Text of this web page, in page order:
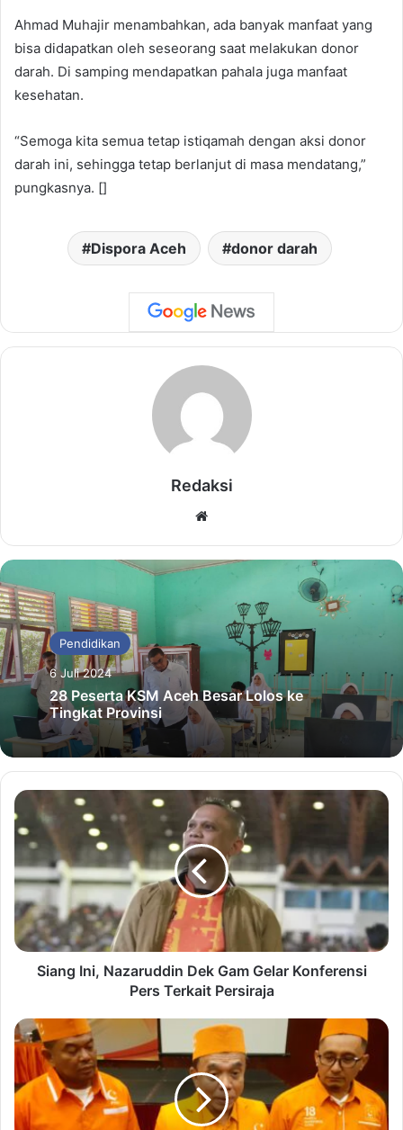
Ahmad Muhajir menambahkan, ada banyak manfaat yang
bisa didapatkan oleh seseorang saat melakukan donor
darah. Di samping mendapatkan pahala juga manfaat
kesehatan.
“Semoga kita semua tetap istiqamah dengan aksi donor
darah ini, sehingga tetap berlanjut di masa mendatang,”
pungkasnya. []
Dispora Aceh donor darah
Redaksi
Pendidikan
6 Juli 2024
28 Peserta KSM Aceh Besar Lolos ke
Tingkat Provinsi
Siang Ini, Nazaruddin Dek Gam Gelar Konferensi
Pers Terkait Persiraja